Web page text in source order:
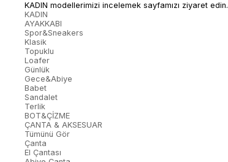
KADIN modellerimizi incelemek sayfamızı ziyaret edin.
KADIN
AYAKKABI
Spor&Sneakers
Klasik
Topuklu
Loafer
Günlük
Gece&Abiye
Babet
Sandalet
Terlik
BOT&ÇİZME
ÇANTA & AKSESUAR
Tümünü Gör
Çanta
El Çantası